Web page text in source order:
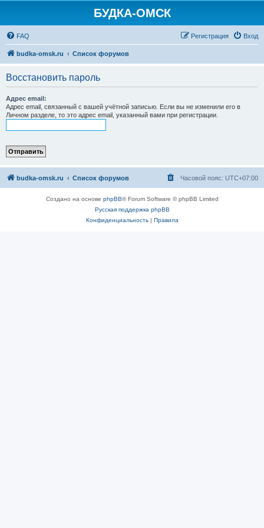
БУДКА-ОМСК
FAQ Вход
Регистрация
budka-omsk.ru Список форумов
Восстановить пароль
Адрес email:
Адрес email, связанный с вашей учётной записью. Если вы не изменили его в
Личном разделе, то это адрес email, указанный вами при регистрации.
budka-omsk.ru Список форумов Часовой пояс: UTC+07:00
Создано на основе phpBB® Forum Software © phpBB Limited
Русская поддержка phpBB
Конфиденциальность| Правила